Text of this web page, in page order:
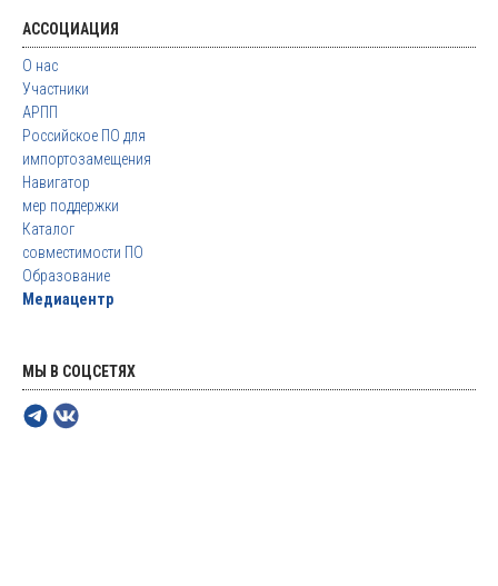
АССОЦИАЦИЯ
О нас
Участники
АРПП
Российское ПО для
импортозамещения
Навигатор
мер поддержки
Каталог
совместимости ПО
Образование
Медиацентр
МЫ В СОЦСЕТЯХ